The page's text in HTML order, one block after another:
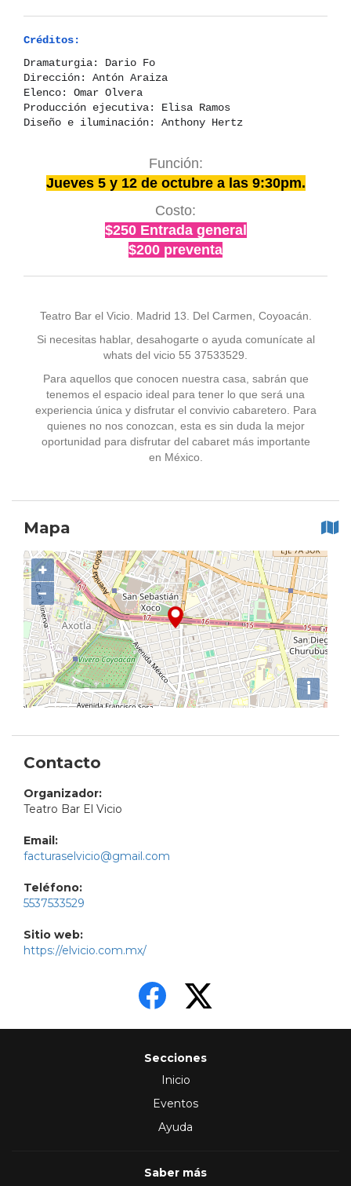
Créditos:
Dramaturgia: Dario Fo
Dirección: Antón Araiza
Elenco: Omar Olvera
Producción ejecutiva: Elisa Ramos
Diseño e iluminación: Anthony Hertz
Función:
Jueves 5 y 12 de octubre a las 9:30pm.
Costo:
$250 Entrada general
$200 preventa
Teatro Bar el Vicio. Madrid 13. Del Carmen, Coyoacán.
Si necesitas hablar, desahogarte o ayuda comunícate al
whats del vicio 55 37533529.
Para aquellos que conocen nuestra casa, sabrán que
tenemos el espacio ideal para tener lo que será una
experiencia única y disfrutar el convivio cabaretero. Para
quienes no nos conozcan, esta es sin duda la mejor
oportunidad para disfrutar del cabaret más importante
en México.
Mapa
+
−
i
Contacto
Organizador:
Teatro Bar El Vicio
Email:
facturaselvicio@gmail.com
Teléfono:
5537533529
Sitio web:
https://elvicio.com.mx/
Secciones
Inicio
Eventos
Ayuda
Saber más